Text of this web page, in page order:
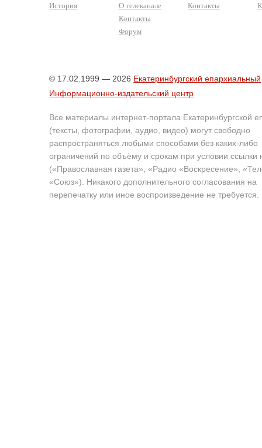
История
О телеканале
Контакты
Форум
Контакты
© 17.02.1999 — 2026 Екатеринбургский епархиальный
Информационно-издательский центр
Все материалы интернет-портала Екатеринбургской
(тексты, фотографии, аудио, видео) могут свободно
распространяться любыми способами без каких-либо
ограничений по объёму и срокам при условии ссылки
(«Православная газета», «Радио «Воскресение»,
«Союз»). Никакого дополнительного согласования на
перепечатку или иное воспроизведение не требуется.